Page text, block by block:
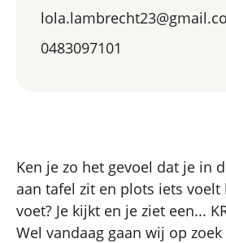
0483097101
Ken je zo het gevoel dat je in
aan tafel zit en plots iets
voet? Je kijkt en je ziet een...
Wel vandaag gaan wij op